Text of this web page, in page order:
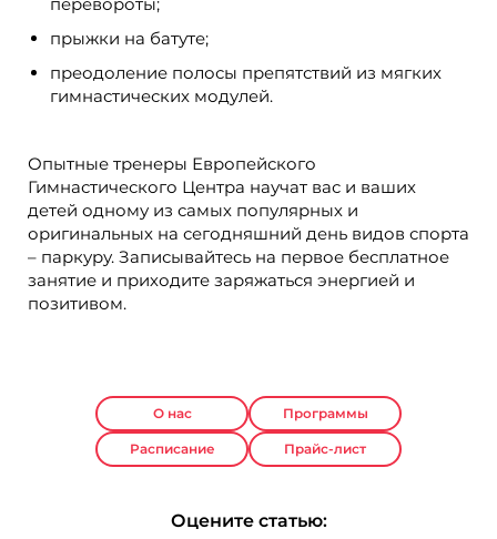
прыжки на батуте;
преодоление полосы препятствий из мягких
гимнастических модулей.
Опытные тренеры Европейского
Гимнастического Центра научат вас и ваших
детей одному из самых популярных и
оригинальных на сегодняшний день видов спорта
– паркуру. Записывайтесь на первое бесплатное
занятие и приходите заряжаться энергией и
позитивом.
О нас Программы
Расписание Прайс-лист
Оцените статью: